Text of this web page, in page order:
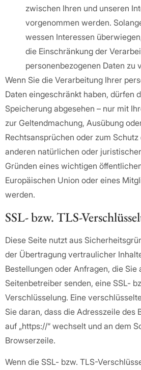
zwischen Ihren und unseren
vorgenommen werden.
wessen Interessen
die Einschränkung der
personenbezogenen Daten zu
Wenn Sie die Verarbeitung Ihrer
Daten eingeschränkt haben, dürfen
Speicherung abgesehen – nur mit
zur Geltendmachung, Ausübung
Rechtsansprüchen oder zum
anderen natürlichen oder
Gründen eines wichtigen
Europäischen Union oder eines
werden.
SSL- bzw. TLS-
Diese Seite nutzt aus
der Übertragung vertraulicher
Bestellungen oder Anfragen, die Sie
Seitenbetreiber senden, eine SSL-
Verschlüsselung. Eine
Sie daran, dass die Adresszeile des
auf „https://“ wechselt und an dem
Browserzeile.
Wenn die SSL- bzw. TLS-